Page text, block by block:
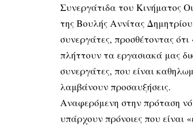
Συνεργάτιδα του Κινήματος
της Βουλής Αννίτας
συνεργάτες, προσθέτοντας
πλήττουν τα εργασιακά μας
συνεργάτες, που είναι
λαμβάνουν προσαυξήσεις.
Αναφερόμενη στην πρόταση
υπάρχουν πρόνοιες που είναι